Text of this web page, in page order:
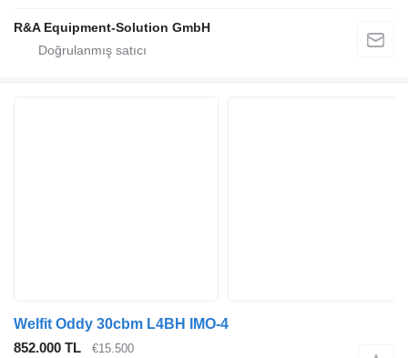
R&A Equipment-Solution GmbH
Welfit Oddy 30cbm L4BH IMO-4
852.000 TL
€15.500